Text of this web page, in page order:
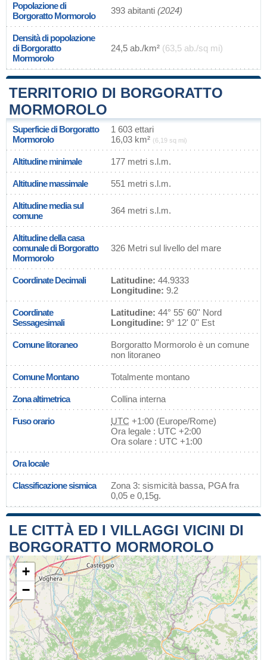
Popolazione di
Borgoratto Mormorolo
393 abitanti (2024)
Densità di popolazione
di Borgoratto
Mormorolo
24,5 ab./km² (63,5 ab./sq mi)
TERRITORIO DI BORGORATTO
MORMOROLO
Superficie di Borgoratto
Mormorolo
1 603 ettari
16,03 km² (6,19 sq mi)
Altitudine minimale 177 metri s.l.m.
Altitudine massimale 551 metri s.l.m.
Altitudine media sul
comune
364 metri s.l.m.
Altitudine della casa
comunale di Borgoratto
Mormorolo
326 Metri sul livello del mare
Coordinate Decimali Latitudine: 44.9333
Longitudine: 9.2
Coordinate
Sessagesimali
Latitudine: 44° 55' 60'' Nord
Longitudine: 9° 12' 0'' Est
Comune litoraneo
Borgoratto Mormorolo è un comune
non litoraneo
Comune Montano Totalmente montano
Zona altimetrica Collina interna
Fuso orario UTC +1:00 (Europe/Rome)
Ora legale : UTC +2:00
Ora solare : UTC +1:00
Ora locale
Classificazione sismica
Zona 3: sismicità bassa, PGA fra
0,05 e 0,15g.
LE CITTÀ ED I VILLAGGI VICINI DI
BORGORATTO MORMOROLO
+
−